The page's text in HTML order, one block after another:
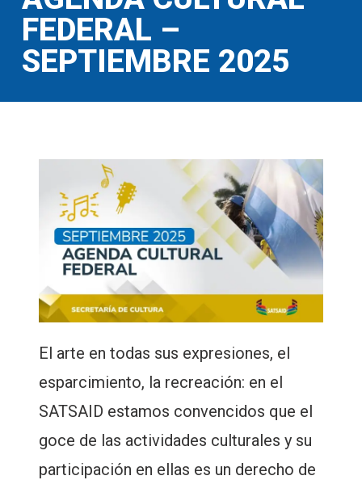
FEDERAL –
SEPTIEMBRE 2025
El arte en todas sus expresiones, el
esparcimiento, la recreación: en el
SATSAID estamos convencidos que el
goce de las actividades culturales y su
participación en ellas es un derecho de